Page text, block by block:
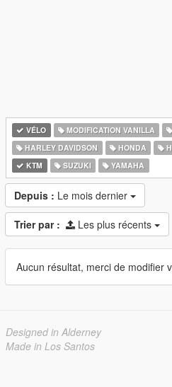
VÉLO MODIFICATION VANILLA
HARLEY DAVIDSON
HONDA
KTM
SUZUKI YAMAHA
Depuis : Le mois dernier
Trier par : Les plus récents
Aucun résultat, merci de modifier
Designed in Alderney
Made in Los Santos